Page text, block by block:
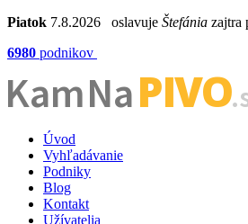
Piatok 7.8.2026 oslavuje Štefánia zajtra
6980 podnikov
Kam NaPIVO
Úvod
Vyhľadávanie
Podniky
Blog
Kontakt
Užívatelia